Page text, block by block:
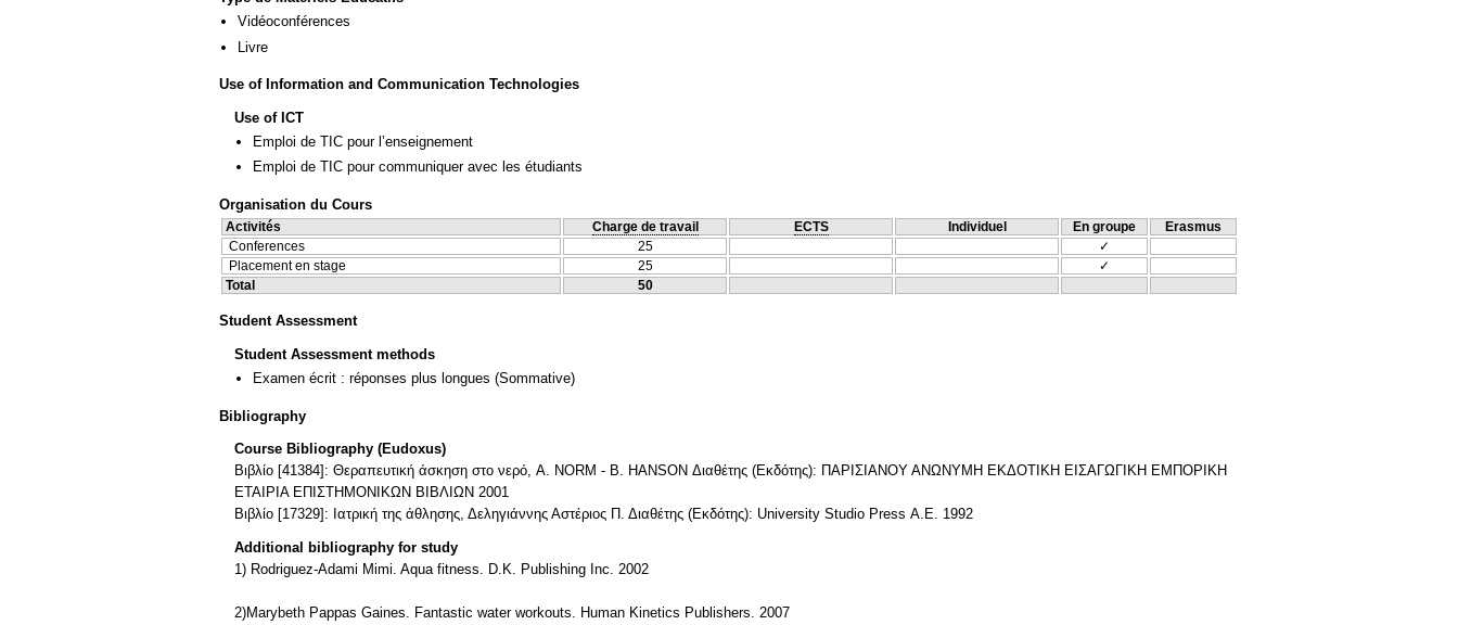
Vidéoconférences
Livre
Use of Information and Communication Technologies
Use of ICT
Emploi de TIC pour l’enseignement
Emploi de TIC pour communiquer avec les étudiants
Organisation du Cours
Activités Charge de travail ECTS Individuel En groupe
Erasmus
Conferences
25
✓
Placement en stage
25
✓
Total
50
Student Assessment
Student Assessment methods
Examen écrit : réponses plus longues (Sommative)
Bibliography
Course Bibliography (Eudoxus)
Βιβλίο [41384]: Θεραπευτική άσκηση στο νερό, A. NORM - B. HANSON Διαθέτης (Εκδότης): ΠΑΡΙΣΙΑΝΟΥ ΑΝΩΝΥΜΗ ΕΚΔΟΤΙΚΗ ΕΙΣΑΓΩΓΙΚΗ ΕΜΠΟΡΙΚΗ
ΕΤΑΙΡΙΑ ΕΠΙΣΤΗΜΟΝΙΚΩΝ ΒΙΒΛΙΩΝ 2001
Βιβλίο [17329]: Ιατρική της άθλησης, Δεληγιάννης Αστέριος Π. Διαθέτης (Εκδότης): University Studio Press Α.Ε. 1992
Additional bibliography for study
1) Rodriguez-Adami Mimi. Aqua fitness. D.K. Publishing Inc. 2002
2)Marybeth Pappas Gaines. Fantastic water workouts. Human Kinetics Publishers. 2007